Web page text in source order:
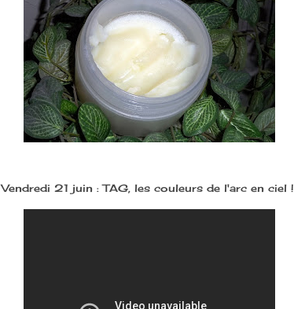
Vendredi 21 juin : TAG, les couleurs de l'arc en ciel !